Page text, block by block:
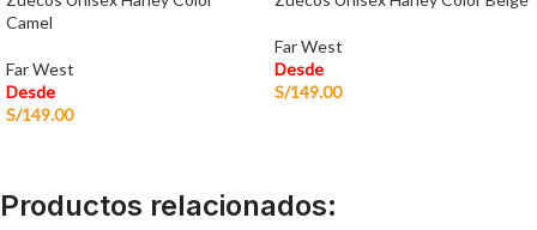
Camel
Far West
Desde
S/149.00
Far West
Desde
S/149.00
Productos relacionados: